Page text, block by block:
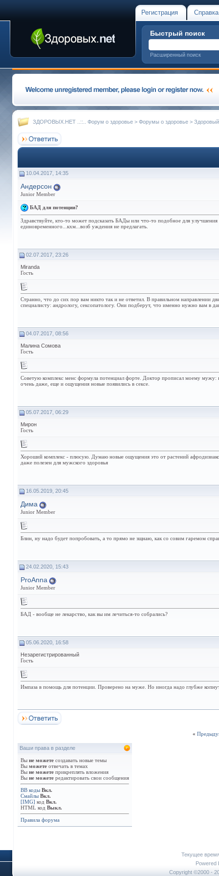
Регистрация Справка
Быстрый поиск
Расширенный поиск
ЗДОРОВЫХ.НЕТ ..::.. Форум о здоровье > Форумы о здоровье >
10.04.2017, 14:35
Андерсон
Junior Member
БАД для потенции?
Здравствуйте, кто-то может подсказать БАДы или что-то подобное для
единовременного...кхм...возб уждения не предлагать.
02.07.2017, 23:26
Miranda
Гость
Странно, что до сих пор вам никто так и не ответил. В правильном направлении
специалисту: андрологу, сексопатологу. Они подберут, что именно нужно вам в
04.07.2017, 08:56
Малина Сомова
Гость
Советую комплекс менс формула потенциал форте. Доктор прописал моему мужу:
очень даже, еще и ощущения новые появились в сексе.
05.07.2017, 06:29
Мирон
Гость
Хороший комплекс - плюсую. Думаю новые ощущения это от растений
даже полезен для мужского здоровья
16.05.2019, 20:45
Дима
Junior Member
Блин, ну надо будет попробовать, а то прямо не зщнаю, как со совим гаремом
24.02.2020, 15:43
ProAnna
Junior Member
БАД - вообще не лекарство, как вы им лечиться-то собрались?
05.06.2020, 16:58
Незарегистрированный
Гость
Импаза в помощь для потенции. Проверено на муже. Но иногда надо глубже
«
Ваши права в разделе
Вы не можете создавать новые темы
Вы можете отвечать в темах
Вы не можете прикреплять вложения
Вы не можете редактировать свои сообщения
BB коды Вкл.
Смайлы Вкл.
[IMG] код Вкл.
HTML код Выкл.
Правила форума
Текущее
Powered
Copyright ©2000 -